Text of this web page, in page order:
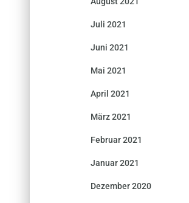
Juli 2021
Juni 2021
Mai 2021
April 2021
März 2021
Februar 2021
Januar 2021
Dezember 2020